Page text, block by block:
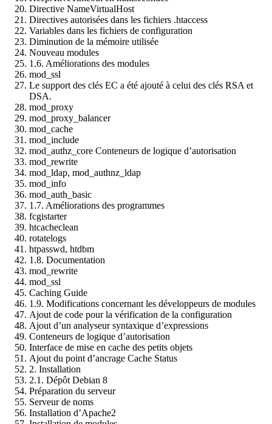
Directive NameVirtualHost
Directives autorisées dans les fichiers .htaccess
Variables dans les fichiers de configuration
Diminution de la mémoire utilisée
Nouveau modules
1.6. Améliorations des modules
mod_ssl
Le support des clés EC a été ajouté à celui des clés RSA et
DSA.
mod_proxy
mod_proxy_balancer
mod_cache
mod_include
mod_authz_core Conteneurs de logique d’autorisation
mod_rewrite
mod_ldap, mod_authnz_ldap
mod_info
mod_auth_basic
1.7. Améliorations des programmes
fcgistarter
htcacheclean
rotatelogs
htpasswd, htdbm
1.8. Documentation
mod_rewrite
mod_ssl
Caching Guide
1.9. Modifications concernant les développeurs de modules
Ajout de code pour la vérification de la configuration
Ajout d’un analyseur syntaxique d’expressions
Conteneurs de logique d’autorisation
Interface de mise en cache des petits objets
Ajout du point d’ancrage Cache Status
2. Installation
2.1. Dépôt Debian 8
Préparation du serveur
Serveur de noms
Installation d’Apache2